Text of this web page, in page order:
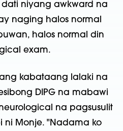
niyang awkward na
naging halos normal
halos normal din
exam.
kabataang lalaki na
DIPG na mabawi
na pagsusulit
ni Monje. "Nadama ko